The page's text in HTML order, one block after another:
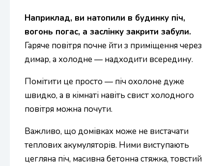
Наприклад, ви натопили в будинку піч,
вогонь погас, а заслінку закрити забули.
Гаряче повітря почне йти з приміщення через
димар, а холодне — надходити всередину.
Помітити це просто — піч охолоне дуже
швидко, а в кімнаті навіть свист холодного
повітря можна почути.
Важливо, що домівках може не вистачати
теплових акумуляторів. Ними виступають
цегляна піч, масивна бетонна стяжка, товстий